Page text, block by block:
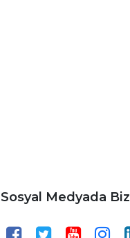
Sosyal Medyada Biz